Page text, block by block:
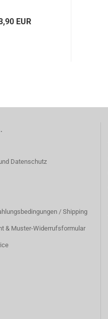
EUR
Datenschutz
/ Shipping
& Muster-Widerrufsformular